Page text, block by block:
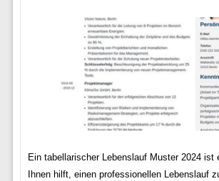
Ein tabellarischer Lebenslauf Muster 2024 ist
Ihnen hilft, einen professionellen Lebenslauf